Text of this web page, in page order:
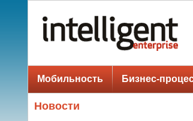
Мобильность Бизнес-
Новости